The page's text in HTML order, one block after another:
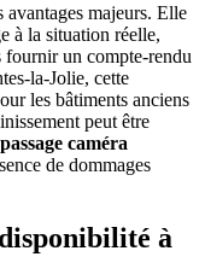
majeurs. Elle
à la situation réelle,
fournir un compte-rendu
la-Jolie, cette
les bâtiments anciens
peut être
passage caméra
de dommages
à